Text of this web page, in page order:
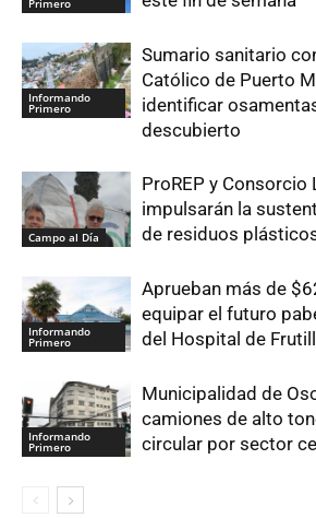
Informando
Primero
Sumario sanitario
Católico de Puerto
identificar
descubierto
Campo al Día
ProREP y Consorcio
impulsarán la
de residuos
Informando
Primero
Aprueban más de
equipar el futuro
del Hospital de
Informando
Primero
Municipalidad de
camiones de alto
circular por sector